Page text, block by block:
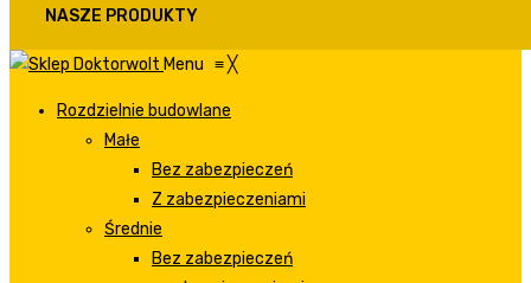
NASZE PRODUKTY
Menu ≡╳
Rozdzielnie budowlane
Małe
Bez zabezpieczeń
Z zabezpieczeniami
Średnie
Bez zabezpieczeń